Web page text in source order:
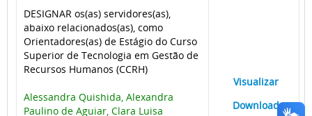
DESIGNAR os(as) servidores(as),
abaixo relacionados(as), como
Orientadores(as) de Estágio do Curso
Superior de Tecnologia em Gestão de
Recursos Humanos (CCRH)
Alessandra Quishida, Alexandra
Paulino de Aguiar, Clara Luisa
Visualizar
Download___